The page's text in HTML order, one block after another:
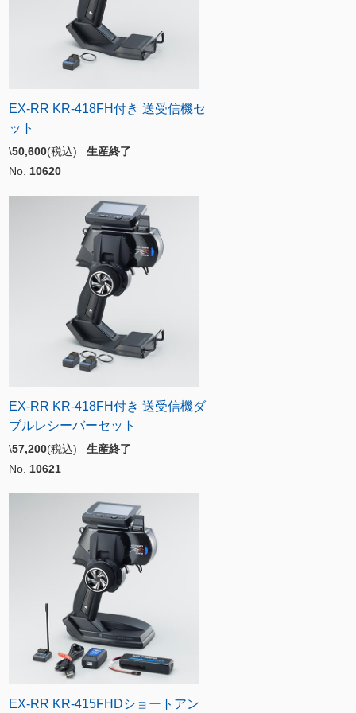
EX-RR KR-418FH付き 送受信機セ
ット
\50,600(税込) 生産終了
No. 10620
EX-RR KR-418FH付き 送受信機ダ
ブルレシーバーセット
\57,200(税込) 生産終了
No. 10621
EX-RR KR-415FHDショートアン